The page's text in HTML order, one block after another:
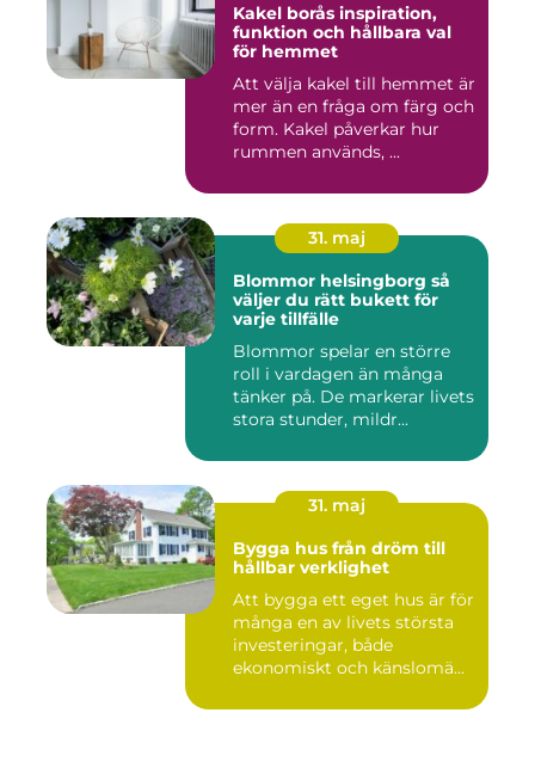
Kakel borås inspiration,
funktion och hållbara val
för hemmet
Att välja kakel till hemmet är
mer än en fråga om färg och
form. Kakel påverkar hur
rummen används, ...
31. maj
Blommor helsingborg så
väljer du rätt bukett för
varje tillfälle
Blommor spelar en större
roll i vardagen än många
tänker på. De markerar livets
stora stunder, mildr...
31. maj
Bygga hus från dröm till
hållbar verklighet
Att bygga ett eget hus är för
många en av livets största
investeringar, både
ekonomiskt och känslomä...